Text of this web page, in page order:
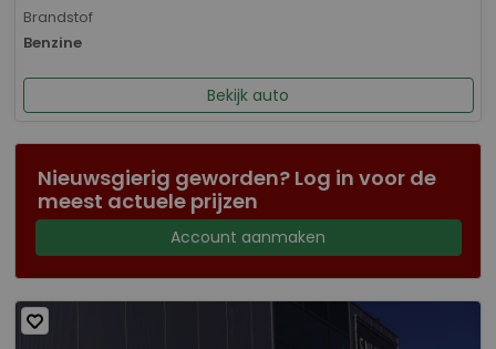
Brandstof
Benzine
Bekijk auto
Nieuwsgierig geworden? Log in voor de
meest actuele prijzen
Account aanmaken